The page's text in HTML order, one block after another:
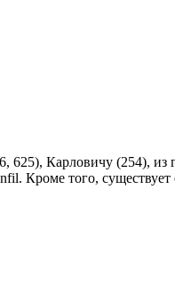
625), Карловичу (254), из
Кроме того, существует